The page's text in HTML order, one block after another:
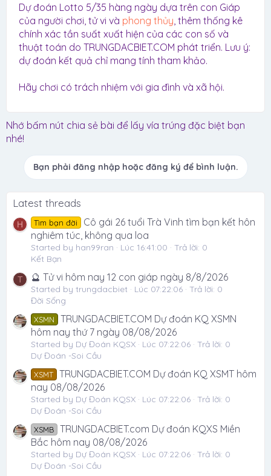
Dự đoán Lotto 5/35 hàng ngày dựa trên con Giáp
của người chơi, tử vi và phong thủy , thêm thống kê
chính xác tần suất xuất hiện của các con số và
thuật toán do TRUNGDACBIET.COM phát triển. Lưu ý:
dự đoán kết quả chỉ mang tính tham khảo.
Hãy chơi có trách nhiệm với gia đình và xã hội.
Nhớ bấm nút chia sẻ bài để lấy vía trúng đặc biệt bạn
nhé!
Bạn phải đăng nhập hoặc đăng ký để bình luận.
Latest threads
H Tìm bạn đời
Cô gái 26 tuổi Trà Vinh tìm bạn kết hôn
nghiêm túc, không qua loa
Started by han99ran Lúc 16:41:00
Trả lời: 0
Kết Bạn
T 🔮 Tử vi hôm nay 12 con giáp ngày 8/8/2026
Started by trungdacbiet Lúc 07:22:06
Trả lời: 0
Đời Sống
XSMN
TRUNGDACBIET.COM Dự đoán KQ XSMN
hôm nay thứ 7 ngày 08/08/2026
Started by Dự Đoán KQSX Lúc 07:22:06
Trả lời: 0
Dự Đoán -Soi Cầu
XSMT TRUNGDACBIET.COM Dự đoán KQ XSMT hôm
nay 08/08/2026
Started by Dự Đoán KQSX Lúc 07:22:06
Trả lời: 0
Dự Đoán -Soi Cầu
XSMB
TRUNGDACBIET.com Dự đoán KQXS Miền
Bắc hôm nay 08/08/2026
Started by Dự Đoán KQSX Lúc 07:22:06
Trả lời: 0
Dự Đoán -Soi Cầu